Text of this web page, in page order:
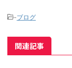
-ブログ
関連記事